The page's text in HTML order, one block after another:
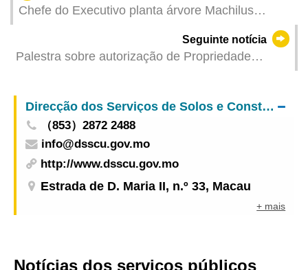
Chefe do Executivo planta árvore Machilus
Seguinte notícia
Palestra sobre autorização de Propriedade
locais a explorarem novas oportunidades
Direcção dos Serviços de Solos e Construção Urbana
（853）2872 2488
info@dsscu.gov.mo
http://www.dsscu.gov.mo
Estrada de D. Maria II, n.º 33, Macau
+ mais
Notícias dos serviços públicos